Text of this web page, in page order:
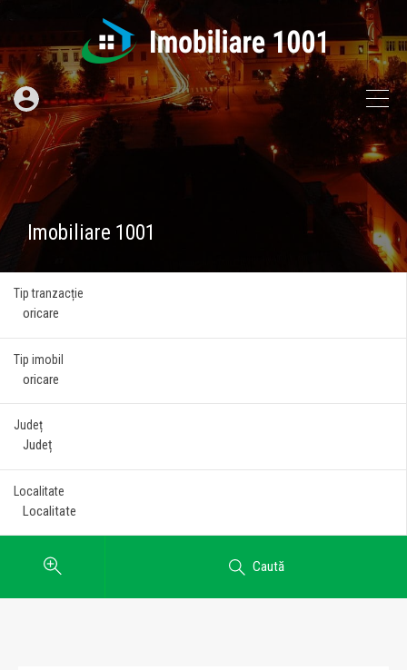
Imobiliare 1001
Tip tranzacție
Tip imobil
Județ
Localitate
Caută